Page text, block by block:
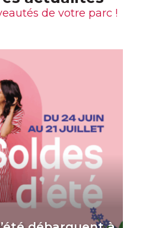
de votre parc !